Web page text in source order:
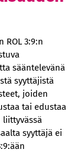
3:9:n
sääntelevänä
syyttäjistä
joiden
tai edustaa
liittyvässä
syyttäjä ei